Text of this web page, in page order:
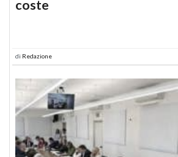
coste
di Redazione